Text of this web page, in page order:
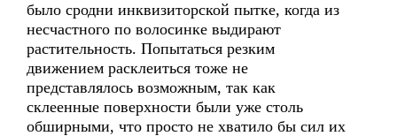
было сродни инквизиторской пытке, когда из
несчастного по волосинке выдирают
растительность. Попытаться резким
движением расклеиться тоже не
представлялось возможным, так как
склеенные поверхности были уже столь
обширными, что просто не хватило бы сил их